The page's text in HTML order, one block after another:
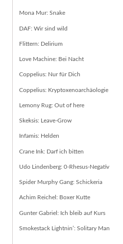
Mona Mur: Snake
DAF: Wir sind wild
Flittern: Delirium
Love Machine: Bei Nacht
Coppelius: Nur für Dich
Coppelius: Kryptoxenoarchäologie
Lemony Rug: Out of here
Skeksis: Leave-Grow
Infamis: Helden
Crane Ink: Darf ich bitten
Udo Lindenberg: 0-Rhesus-Negativ
Spider Murphy Gang: Schickeria
Achim Reichel: Boxer Kutte
Gunter Gabriel: Ich bleib auf Kurs
Smokestack Lightnin’: Solitary Man